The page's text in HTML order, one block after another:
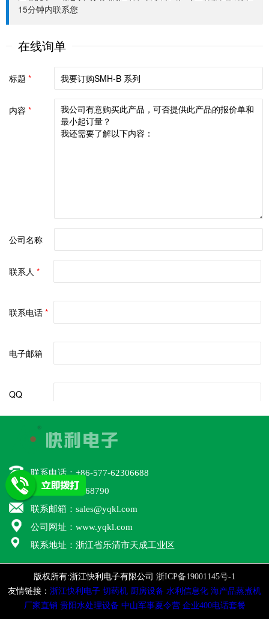
联系电话：+86-577-62306688
联系QQ：46668790
联系邮箱：sales@yqkl.com
公司网址：www.yqkl.com
联系地址：浙江省乐清市天成工业区
版权所有:浙江快利电子有限公司 浙ICP备19001145号-1
友情链接： 浙江快利电子 切药机 厨房设备 水利信息化 海产品蒸煮机
厂家直销 贵阳水处理设备 中山军事夏令营 企业400电话套餐